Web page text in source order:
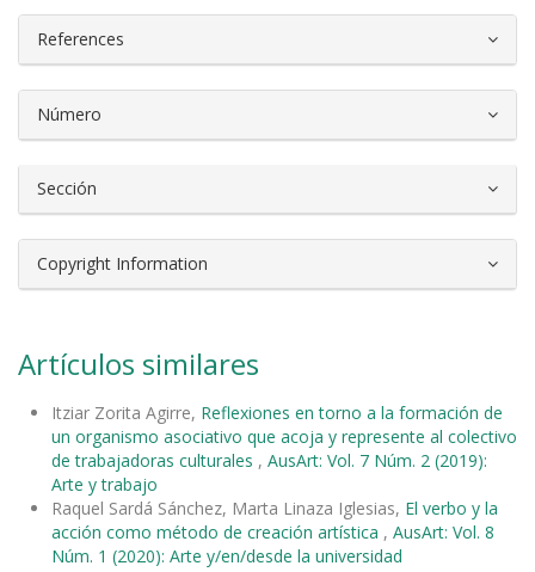
References
Número
Sección
Copyright Information
Artículos similares
Itziar Zorita Agirre, Reflexiones en torno a la formación de
un organismo asociativo que acoja y represente al colectivo
de trabajadoras culturales , AusArt: Vol. 7 Núm. 2 (2019):
Arte y trabajo
Raquel Sardá Sánchez, Marta Linaza Iglesias, El verbo y la
acción como método de creación artística , AusArt: Vol. 8
Núm. 1 (2020): Arte y/en/desde la universidad